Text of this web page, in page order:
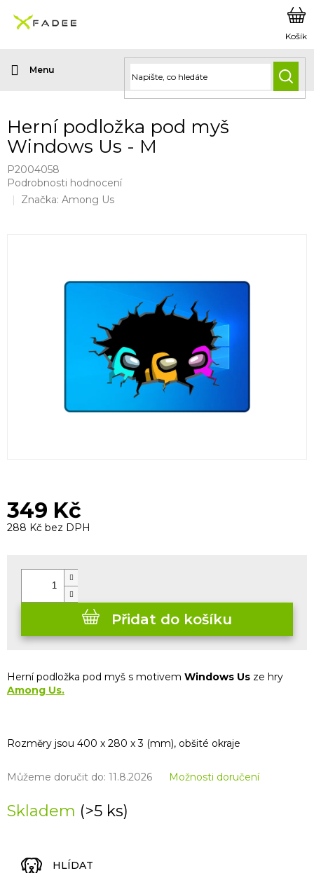
obsah
Herní podložka pod myš
Windows Us - M
P2004058
Průměrné
hodnocení
Podrobnosti hodnocení
Značka: Among Us
349 Kč
288 Kč bez DPH
Skladem (>5 ks)
Můžeme doručit do: 11.8.2026 Možnosti doručení
Přidat do košíku
Herní podložka pod myš s motivem Windows Us ze hry
Among Us.
Rozměry jsou 400 x 280 x 3 (mm), obšité okraje
HLÍDAT